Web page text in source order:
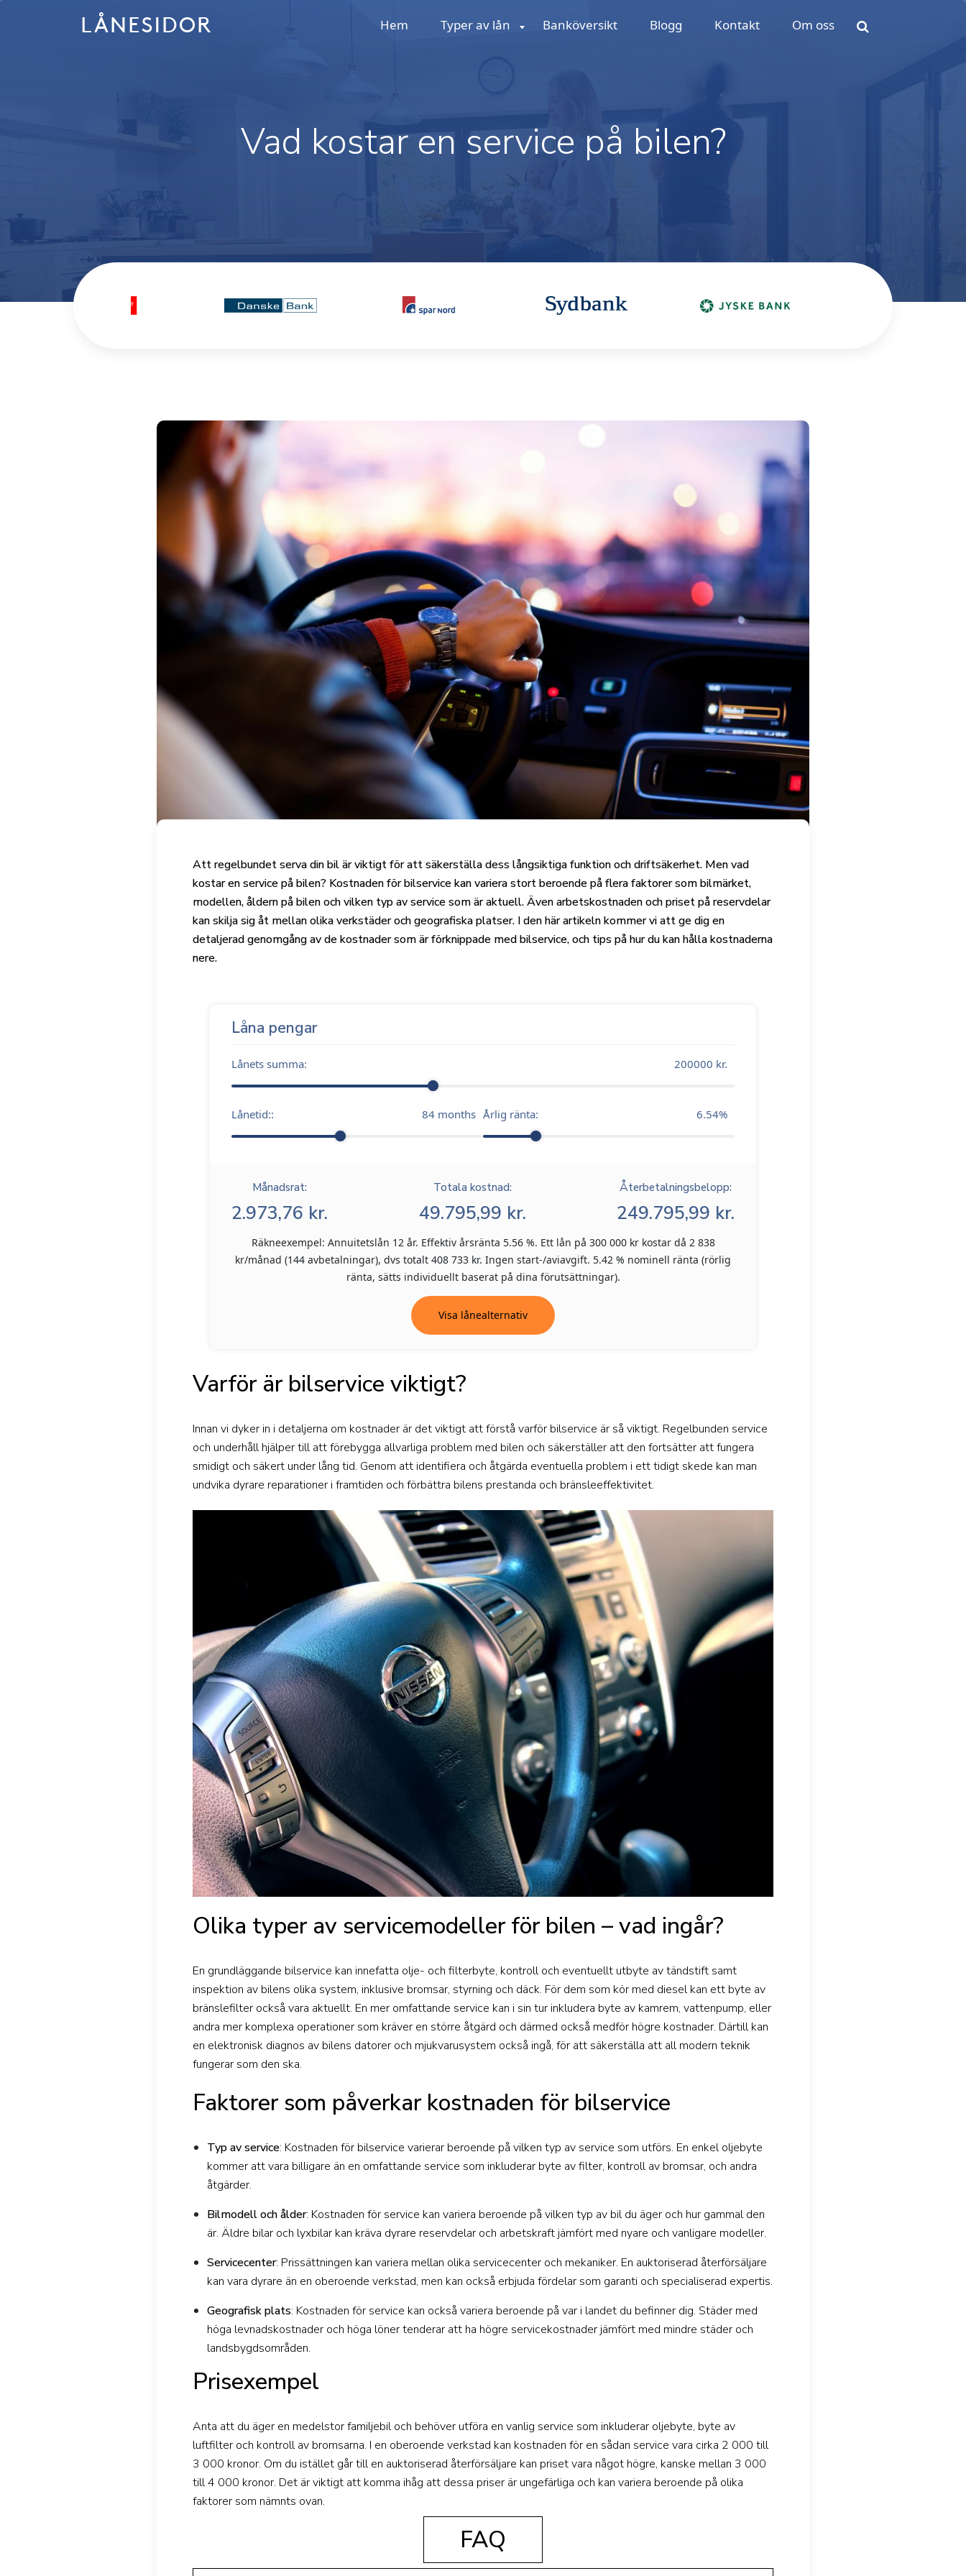
Hem Typer av lån Banköversikt Blogg Kontakt Om oss
Vad kostar en service på bilen?
Att regelbundet serva din bil är viktigt för att säkerställa dess långsiktiga funktion och driftsäkerhet. Men vad
kostar en service på bilen? Kostnaden för bilservice kan variera stort beroende på flera faktorer som bilmärket,
modellen, åldern på bilen och vilken typ av service som är aktuell. Även arbetskostnaden och priset på reservdelar
kan skilja sig åt mellan olika verkstäder och geografiska platser. I den här artikeln kommer vi att ge dig en
detaljerad genomgång av de kostnader som är förknippade med bilservice, och tips på hur du kan hålla kostnaderna
nere.
Låna pengar
Lånets summa: 200000 kr.
Lånetid:: 84 months Årlig ränta: 6.54%
Månadsrat:
2.973,76 kr.
Totala kostnad:
49.795,99 kr.
Återbetalningsbelopp:
249.795,99 kr.
Räkneexempel: Annuitetslån 12 år. Effektiv årsränta 5.56 %. Ett lån på 300 000 kr kostar då 2 838
kr/månad (144 avbetalningar), dvs totalt 408 733 kr. Ingen start-/aviavgift. 5.42 % nominell ränta (rörlig
ränta, sätts individuellt baserat på dina förutsättningar).
Visa lånealternativ
Varför är bilservice viktigt?
Innan vi dyker in i detaljerna om kostnader är det viktigt att förstå varför bilservice är så viktigt. Regelbunden service
och underhåll hjälper till att förebygga allvarliga problem med bilen och säkerställer att den fortsätter att fungera
smidigt och säkert under lång tid. Genom att identifiera och åtgärda eventuella problem i ett tidigt skede kan man
undvika dyrare reparationer i framtiden och förbättra bilens prestanda och bränsleeffektivitet.
Olika typer av servicemodeller för bilen – vad ingår?
En grundläggande bilservice kan innefatta olje- och filterbyte, kontroll och eventuellt utbyte av tändstift samt
inspektion av bilens olika system, inklusive bromsar, styrning och däck. För dem som kör med diesel kan ett byte av
bränslefilter också vara aktuellt. En mer omfattande service kan i sin tur inkludera byte av kamrem, vattenpump, eller
andra mer komplexa operationer som kräver en större åtgärd och därmed också medför högre kostnader. Därtill kan
en elektronisk diagnos av bilens datorer och mjukvarusystem också ingå, för att säkerställa att all modern teknik
fungerar som den ska.
Faktorer som påverkar kostnaden för bilservice
Typ av service: Kostnaden för bilservice varierar beroende på vilken typ av service som utförs. En enkel oljebyte
kommer att vara billigare än en omfattande service som inkluderar byte av filter, kontroll av bromsar, och andra
åtgärder.
Bilmodell och ålder: Kostnaden för service kan variera beroende på vilken typ av bil du äger och hur gammal den
är. Äldre bilar och lyxbilar kan kräva dyrare reservdelar och arbetskraft jämfört med nyare och vanligare modeller.
Servicecenter: Prissättningen kan variera mellan olika servicecenter och mekaniker. En auktoriserad återförsäljare
kan vara dyrare än en oberoende verkstad, men kan också erbjuda fördelar som garanti och specialiserad expertis.
Geografisk plats: Kostnaden för service kan också variera beroende på var i landet du befinner dig. Städer med
höga levnadskostnader och höga löner tenderar att ha högre servicekostnader jämfört med mindre städer och
landsbygdsområden.
Prisexempel
Anta att du äger en medelstor familjebil och behöver utföra en vanlig service som inkluderar oljebyte, byte av
luftfilter och kontroll av bromsarna. I en oberoende verkstad kan kostnaden för en sådan service vara cirka 2 000 till
3 000 kronor. Om du istället går till en auktoriserad återförsäljare kan priset vara något högre, kanske mellan 3 000
till 4 000 kronor. Det är viktigt att komma ihåg att dessa priser är ungefärliga och kan variera beroende på olika
faktorer som nämnts ovan.
FAQ